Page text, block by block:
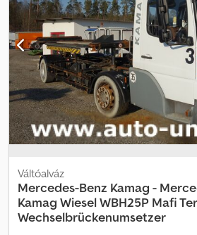
vonófej, Mobil konténer- és
félpótkocsik szállítására Chodpfxjpa Uyle
hidrosztatikus hajtómű Mercedes
üzemórától forgalmi engedéllyel
kategóriás jogosítvánnyal is vezethető
vontatórudassal és vontatórúd nélkül,
Váltóalváz
Mercedes-Benz Kamag -
Kamag Wiesel WBH25P Mafi
Wechselbrückenumsetzer